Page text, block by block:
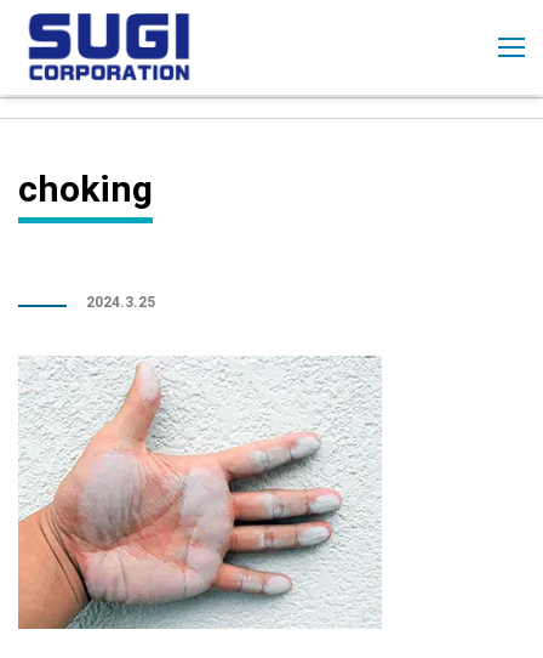
ン
choking
2024.3.25